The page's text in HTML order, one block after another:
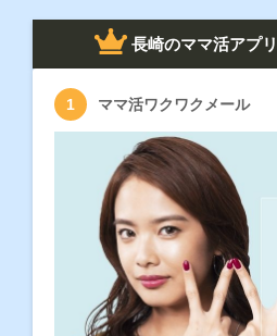
長崎のママ活アプ
ママ活ワクワクメール